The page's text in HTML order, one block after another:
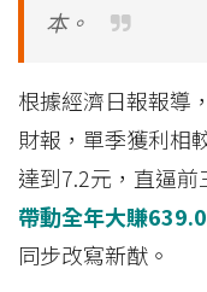
本。
根據經濟日報報導
財報，單季獲利相
達到7.2元，直逼前
帶動全年大賺
同步改寫新猷。